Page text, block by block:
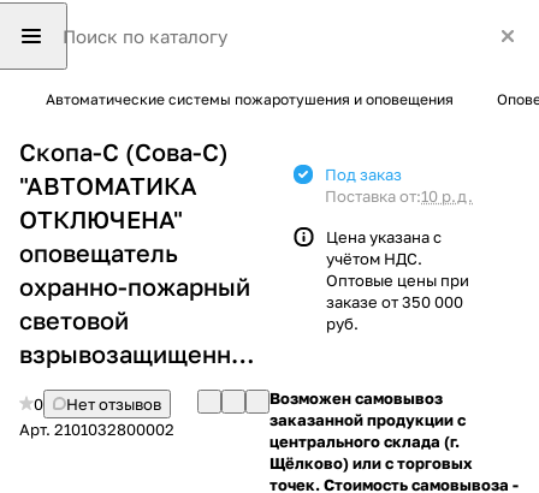
Автоматические системы пожаротушения и оповещения
Скопа-С (Сова-С)
"АВТОМАТИКА
ОТКЛЮЧЕНА"
оповещатель
охранно-пожарный
световой
взрывозащищенный12/24В
0
Нет отзывов
Арт. 2101032800002
Под заказ
Поставка от:10 р.д.
Цена указана с
учётом НДС.
Оптовые цены при
заказе от 350 000
руб.
Возможен самовывоз
заказанной продукции с
центрального склада (г.
Щёлково) или с торговых
точек. Стоимость самовывоза -